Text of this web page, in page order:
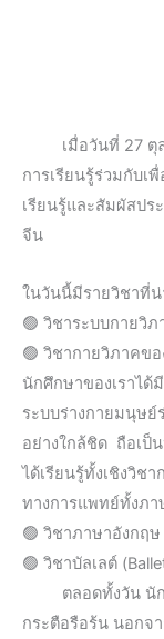
เมื่อวันที่ 27 ตุลา
การเรียนรู้ร่วมกับเ
เรียนรู้และสัมผัสปร
จีน
ในวันนี้มีรายวิชาที่
🟢 วิชาระบบกายวิ
🟢 วิชากายวิภาคข
นักศึกษาของเราได้
ระบบร่างกายมนุษ
อย่างใกล้ชิด ถือเ
ได้เรียนรู้ทั้งเชิงวิช
ทางการแพทย์ทั้งภ
🟢 วิชาภาษาอังกฤษ
🟢 วิชาบัลเลต์
ตลอดทั้งวัน นักศึ
กระตือรือร้น นอกจ